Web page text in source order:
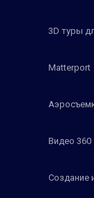
3D туры
Matterport
Видео 360
Создание